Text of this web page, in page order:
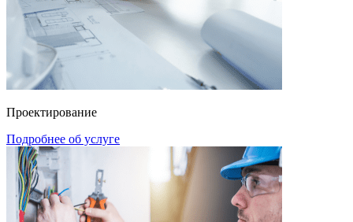
Проектирование
Подробнее об услуге